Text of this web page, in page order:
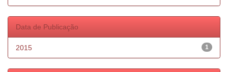
Data de Publicação
1
2015